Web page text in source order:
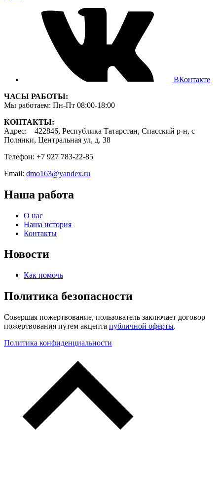
ВКонтакте
ЧАСЫ РАБОТЫ:
Мы работаем: Пн-Пт 08:00-18:00
КОНТАКТЫ:
Адрес: 422846, Республика Татарстан, Спасский р-н, с
Полянки, Центральная ул, д. 38
Телефон: +7 927 783-22-85
Email: dmo163@yandex.ru
Наша работа
О нас
Наша история
Контакты
Новости
Как помочь
Политика безопасности
Совершая пожертвование, пользователь заключает договор
пожертвования путем акцепта публичной оферты.
Политика конфиденциальности